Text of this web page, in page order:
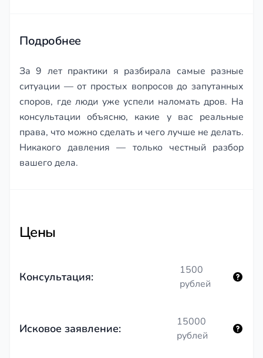
Подробнее
За 9 лет практики я разбирала самые разные
ситуации — от простых вопросов до запутанных
споров, где люди уже успели наломать дров. На
консультации объясню, какие у вас реальные
права, что можно сделать и чего лучше не делать.
Никакого давления — только честный разбор
вашего дела.
Цены
Консультация:
1500
рублей
Исковое заявление:
15000
рублей